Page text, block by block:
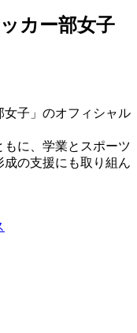
カー部女子
子」のオフィシャル
に、学業とスポーツ
の支援にも取り組ん